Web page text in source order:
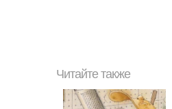
Читайте также